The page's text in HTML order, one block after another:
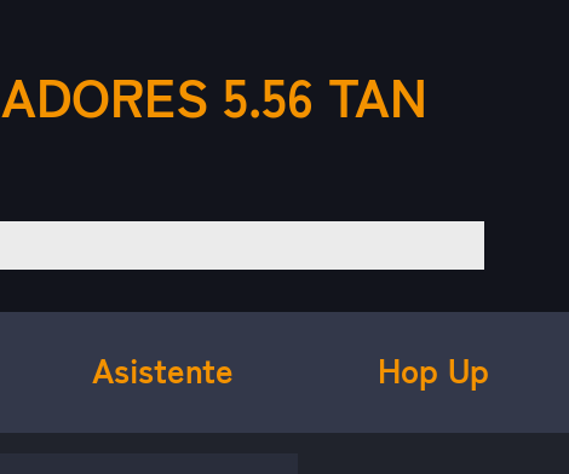
5.56 TAN
Asistente Hop Up